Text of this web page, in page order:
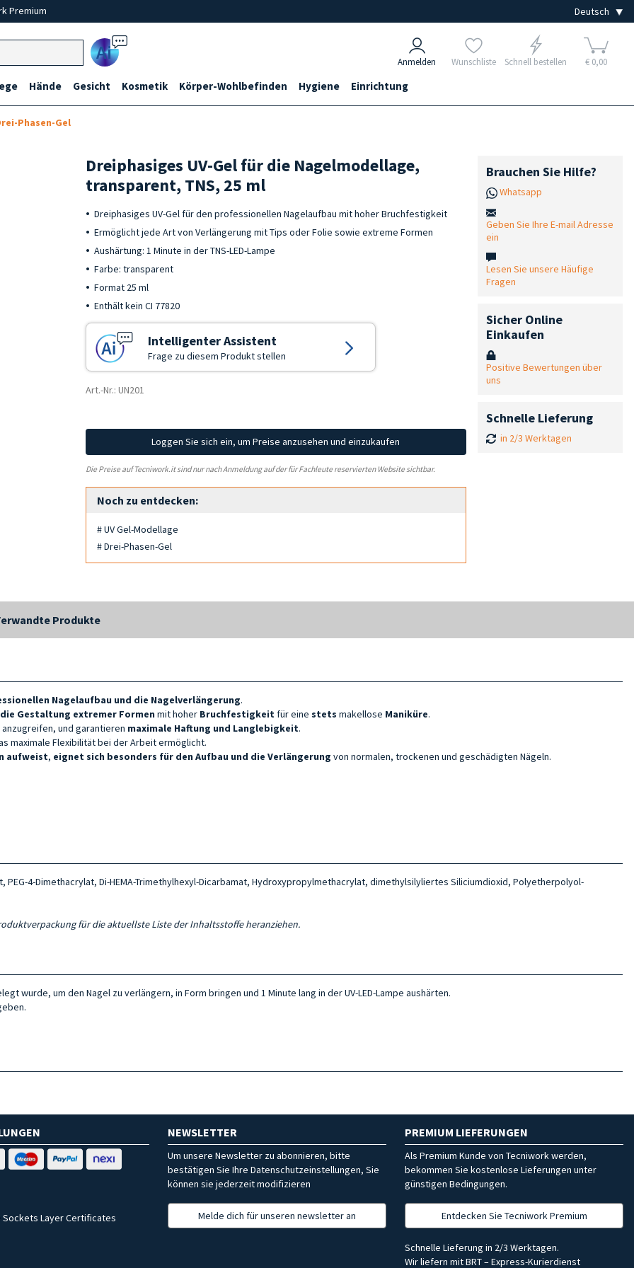
Premium
Ai Anmelden Wunschliste Schnell bestellen € 0,00
Hände Gesicht Kosmetik Körper-Wohlbefinden Hygiene Einrichtung
Phasen-Gel
Dreiphasiges UV-Gel für die Nagelmodellage,
transparent, TNS, 25 ml
Dreiphasiges UV-Gel für den professionellen Nagelaufbau mit hoher Bruchfestigkeit
Ermöglicht jede Art von Verlängerung mit Tips oder Folie sowie extreme Formen
Aushärtung: 1 Minute in der TNS-LED-Lampe
Farbe: transparent
Format 25 ml
Enthält kein CI 77820
Intelligenter Assistent
Frage zu diesem Produkt stellen
Art.-Nr.: UN201
Loggen Sie sich ein, um Preise anzusehen und einzukaufen
Die Preise auf Tecniwork.it sind nur nach Anmeldung auf der für Fachleute reservierten Website sichtbar.
Noch zu entdecken:
# UV Gel-Modellage
# Drei-Phasen-Gel
Brauchen Sie Hilfe?
Whatsapp
Geben Sie Ihre E-mail Adresse
ein
Lesen Sie unsere Häufige
Fragen
Sicher Online
Einkaufen
Positive Bewertungen über
uns
Schnelle Lieferung
in 2/3 Werktagen
Produkte
Nagelaufbau und die Nagelverlängerung.
Gestaltung extremer Formen mit hoher Bruchfestigkeit für eine stets makellose Maniküre.
anzugreifen, und garantieren maximale Haftung und Langlebigkeit.
maximale Flexibilität bei der Arbeit ermöglicht.
aufweist, eignet sich besonders für den Aufbau und die Verlängerung von normalen, trockenen und geschädigten Nägeln.
4-Dimethacrylat, Di-HEMA-Trimethylhexyl-Dicarbamat, Hydroxypropylmethacrylat, dimethylsilyliertes Siliciumdioxid, Polyetherpolyol-
für die aktuellste Liste der Inhaltsstoffe heranziehen.
wurde, um den Nagel zu verlängern, in Form bringen und 1 Minute lang in der UV-LED-Lampe aushärten.
Sockets Layer Certificates
NEWSLETTER
Um unsere Newsletter zu abonnieren, bitte
bestätigen Sie Ihre Datenschutzeinstellungen, Sie
können sie jederzeit modifizieren
Melde dich für unseren newsletter an
PREMIUM LIEFERUNGEN
Als Premium Kunde von Tecniwork werden,
bekommen Sie kostenlose Lieferungen unter
günstigen Bedingungen.
Entdecken Sie Tecniwork Premium
Schnelle Lieferung in 2/3 Werktagen.
Wir liefern mit BRT – Express-Kurierdienst